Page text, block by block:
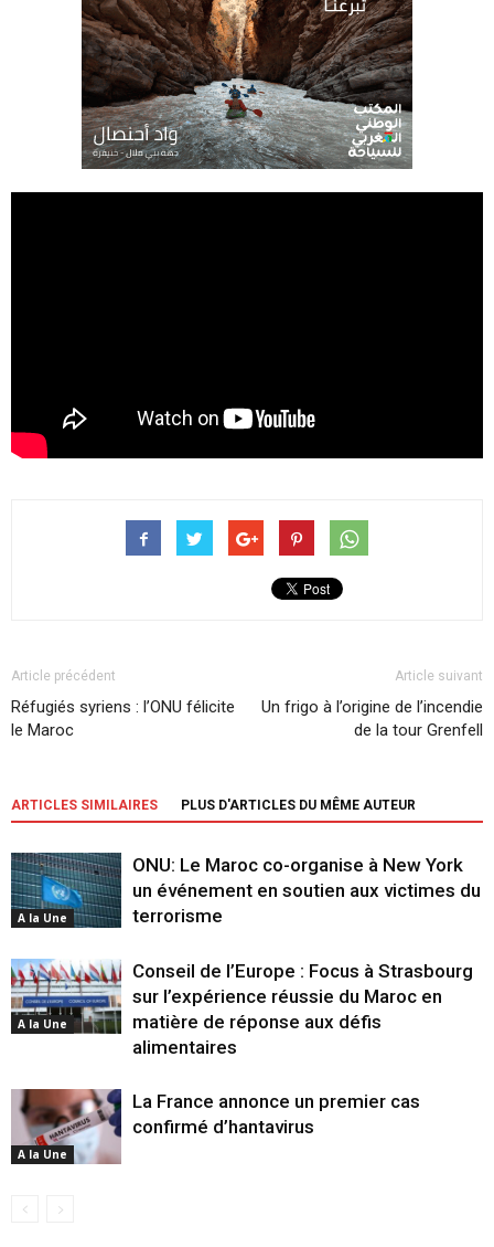
Article précédent
Réfugiés syriens : l’ONU félicite
le Maroc
Article suivant
Un frigo à l’origine de l’incendie
de la tour Grenfell
ARTICLES SIMILAIRES PLUS D'ARTICLES DU MÊME AUTEUR
A la Une
ONU: Le Maroc co-organise à New York
un événement en soutien aux victimes du
terrorisme
A la Une
Conseil de l’Europe : Focus à Strasbourg
sur l’expérience réussie du Maroc en
matière de réponse aux défis
alimentaires
A la Une
La France annonce un premier cas
confirmé d’hantavirus